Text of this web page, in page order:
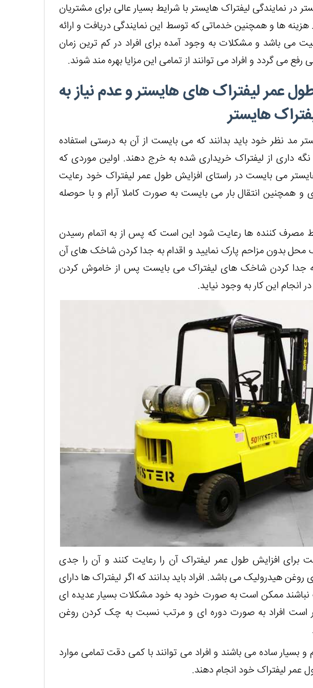
در نمایندگی لیفتراک هایستر با شرایط بسیار عالی برای مشتریان
هزینه ها و همچنین خدماتی که توسط این نمایندگی دریافت و ارائه
می باشد و مشکلات به وجود آمده برای افراد در کم ترین زمان
می گردد و افراد می توانند از تمامی این مزایا بهره مند شوند.
عمر لیفتراک های هایستر و عدم نیاز به
هایستر
مد نظر خود باید بدانند که می بایست از آن به درستی استفاده
نگه داری از لیفتراک خریداری شده به خرج دهند. اولین موردی که
می بایست در راستای افزایش طول عمر لیفتراک خود رعایت
و همچنین انتقال بار می بایست به صورت کاملا آرام و با حوصله
کننده ها رعایت شود این است که پس از به اتمام رسیدن
محل بدون مزاحم پارک نمایید و اقدام به جدا کردن شاخک های آن
که جدا کردن شاخک های لیفتراک می بایست پس از خاموش کردن
انجام این کار به وجود نیاید.
برای افزایش طول عمر لیفتراک آن را رعایت کنند و آن را جدی
هیدرولیک می باشد. افراد باید بدانند که اگر لیفتراک ها دارای
نباشند ممکن است به صورت خود به خود مشکلات بسیار عدیده ای
بهتر است افراد به صورت دوره ای و مرتب نسبت به چک کردن روغن
بسیار ساده می باشند و افراد می توانند با کمی دقت تمامی موارد
عمر لیفتراک خود انجام دهند.